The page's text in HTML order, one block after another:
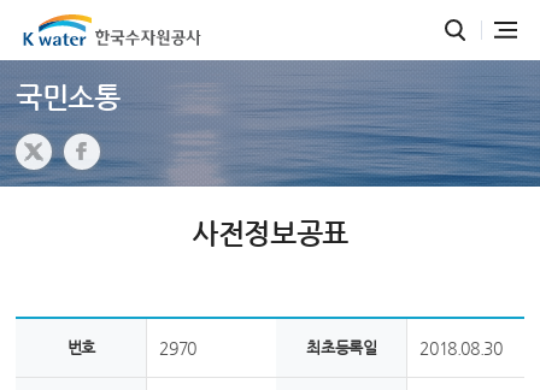
국민소통
사전정보공표
번호 2970 최초등록일 2018.08.30